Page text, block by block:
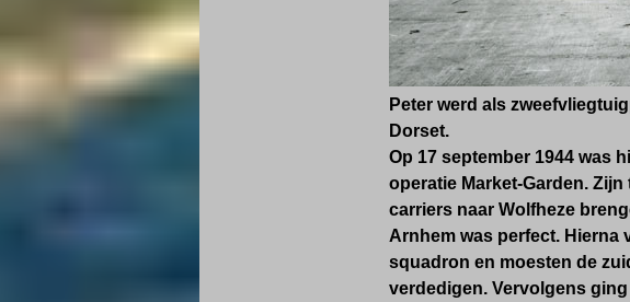
Peter werd als
Dorset.
Op 17 september 1944 was
operatie Market-Garden.
carriers naar Wolfheze
Arnhem was perfect. Hierna
squadron en moesten de
verdedigen. Vervolgens